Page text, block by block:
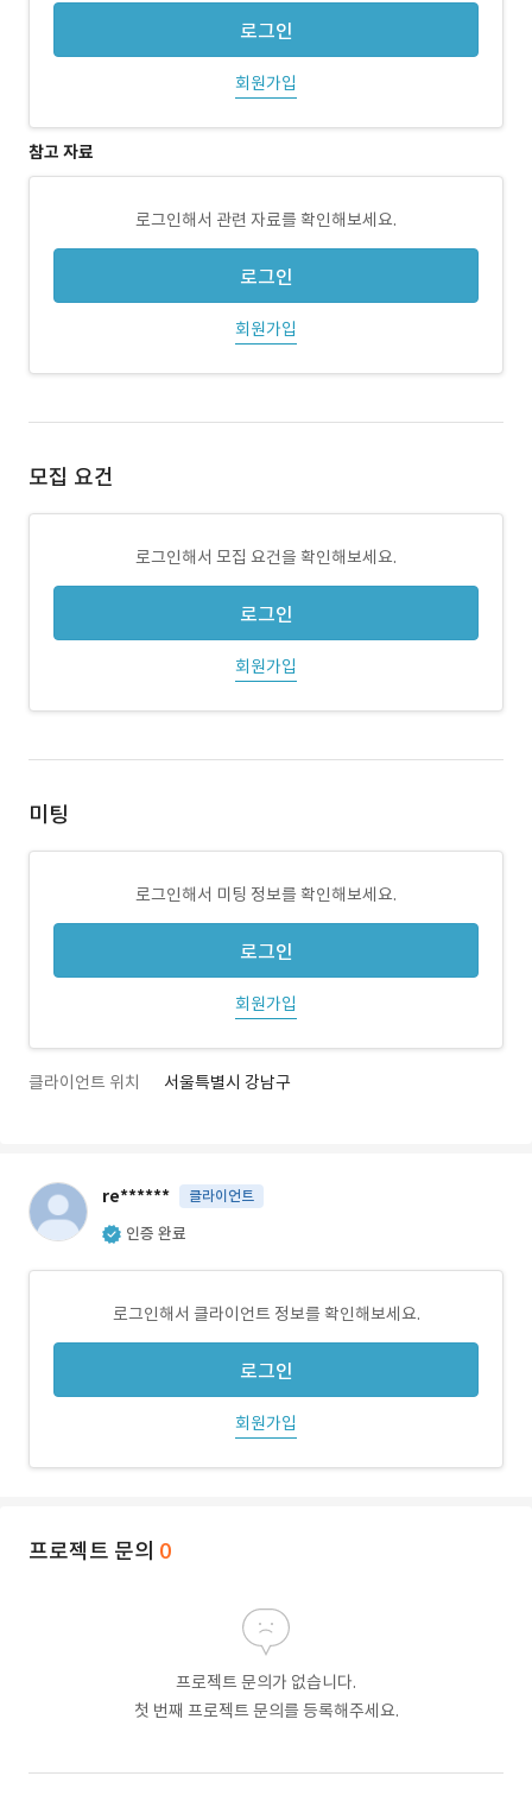
로그인
회원가입
참고 자료
로그인해서 관련 자료를 확인해보세요.
로그인
회원가입
모집 요건
로그인해서 모집 요건을 확인해보세요.
로그인
회원가입
미팅
로그인해서 미팅 정보를 확인해보세요.
로그인
회원가입
클라이언트 위치 서울특별시 강남구
re****** 클라이언트
인증 완료
로그인해서 클라이언트 정보를 확인해보세요.
로그인
회원가입
프로젝트 문의 0
프로젝트 문의가 없습니다.
첫 번째 프로젝트 문의를 등록해주세요.